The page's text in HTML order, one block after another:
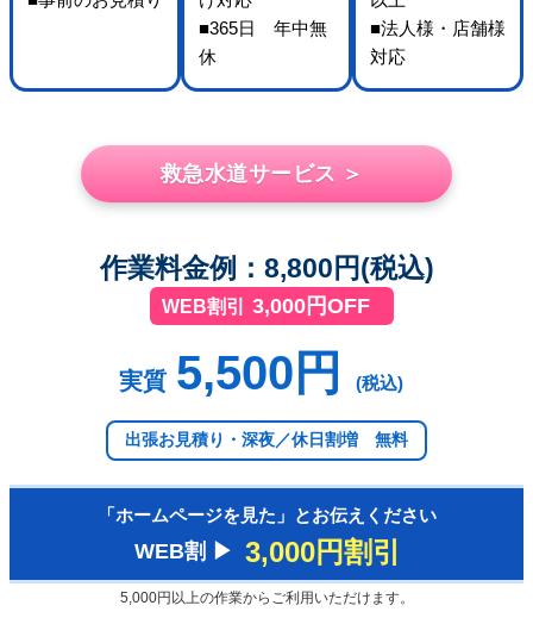
■365日 年中無
休
■法人様・店舗様
対応
救急水道サービス ＞
作業料金例：8,800円(税込)
WEB割引 3,000円OFF
実質 5,500円 (税込)
出張お見積り・深夜／休日割増 無料
「ホームページを見た」とお伝えください
WEB割 ▶︎ 3,000円割引
5,000円以上の作業からご利用いただけます。